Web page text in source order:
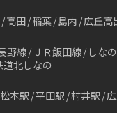
高田 稲葉 島内 広丘高
野線 ＪＲ飯田線 しな
道北しなの
本駅 平田駅 村井駅